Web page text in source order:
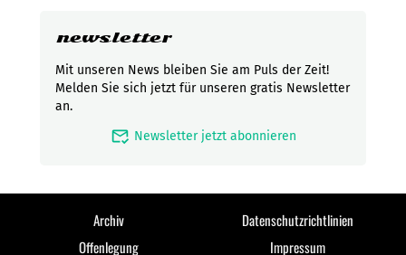
newsletter
Mit unseren News bleiben Sie am Puls der Zeit!
Melden Sie sich jetzt für unseren gratis Newsletter
an.
mark_email_read Newsletter jetzt abonnieren
Archiv
Datenschutzrichtlinien
Offenlegung
Impressum